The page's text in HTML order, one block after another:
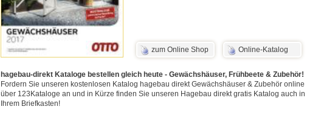
zum Online Shop Online-Katalog
hagebau-direkt Kataloge bestellen gleich heute - Gewächshäuser, Frühbeete & Zubehör!
Fordern Sie unseren kostenlosen Katalog hagebau direkt Gewächshäuser & Zubehör online
über 123Kataloge an und in Kürze finden Sie unseren Hagebau direkt gratis Katalog auch in
Ihrem Briefkasten!